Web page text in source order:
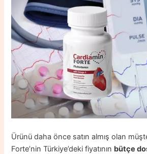
Ürünü daha önce satın almış olan
Forte’nin Türkiye’deki fiyatının bütçe